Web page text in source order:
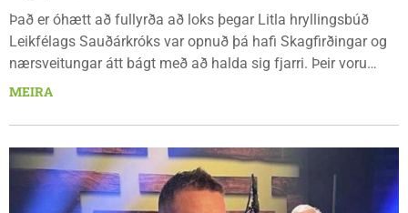
Það er óhætt að fullyrða að loks þegar Litla hryllingsbúð
Leikfélags Sauðárkróks var opnuð þá hafi Skagfirðingar og
nærsveitungar átt bágt með að halda sig fjarri. Þeir voru
margir flottir söngvararnir sem hófu upp raust sína á sviðinu
söngvarinn/leikarinn kom skemmtilega á óvart. Það var Alex
Bjartur Konráðsson (árgangur 2002) sem söng fyrir Blómið.
Geggjuð rödd.
MEIRA